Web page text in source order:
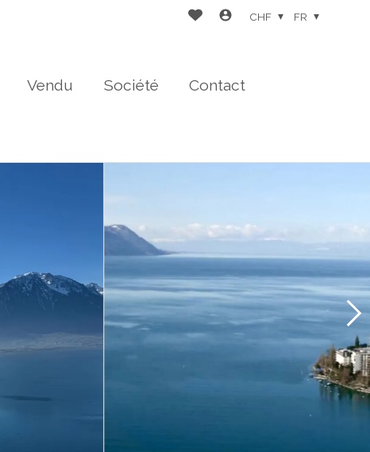
Vendu Société Contact
CHF FR